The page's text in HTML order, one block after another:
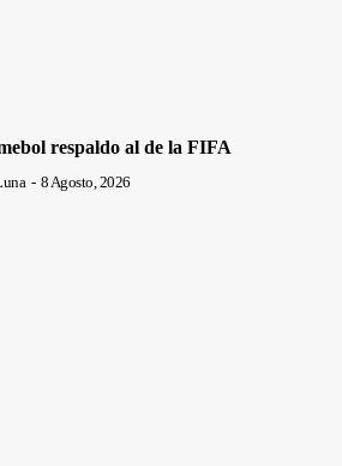
respaldo al de la FIFA
- 8 Agosto, 2026